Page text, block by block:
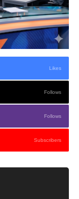
Likes
Follows
Follows
Subscribers